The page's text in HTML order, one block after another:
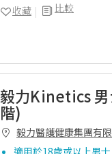
比較
收藏
毅力Kinetics 男
階)
毅力醫護健康集團有
適用於18歲或以上男士